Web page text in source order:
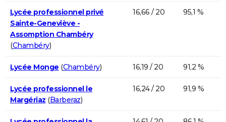
Lycée professionnel privé
Sainte-Geneviève -
Assomption Chambéry
(Chambéry)
16,66 / 20 95,1 %
Lycée Monge (Chambéry) 16,19 / 20 91,2 %
Lycée professionnel le
Margériaz (Barberaz)
16,24 / 20 91,9 %